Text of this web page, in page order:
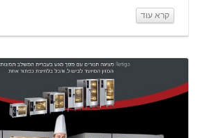
קרא עוד
קרא עוד